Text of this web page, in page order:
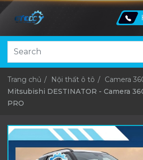
Trang chủ Nội thất ô tô Camera
Mitsubishi DESTINATOR - Camera
PRO